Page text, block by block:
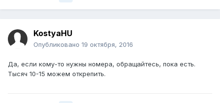
KostyaHU
Опубликовано 19 октября, 2016
Да, если кому-то нужны номера, обращайтесь, пока есть.
Тысяч 10-15 можем открепить.